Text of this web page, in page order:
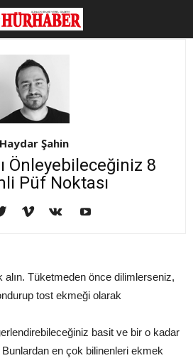
Haydar Şahin
Önleyebileceğiniz 8
Püf Noktası
alın. Tüketmeden önce dilimlerseniz,
tost ekmeği olarak
basit ve bir o kadar
en çok bilinenleri ekmek